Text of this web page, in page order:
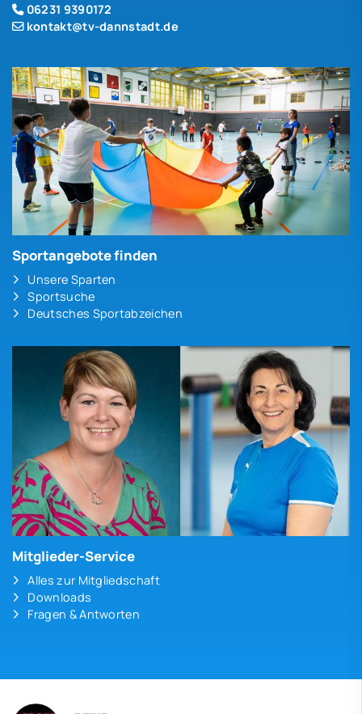
06231 9390172
kontakt@tv-dannstadt.de
Sportangebote finden
Unsere Sparten
Sportsuche
Deutsches Sportabzeichen
Mitglieder-Service
Alles zur Mitgliedschaft
Downloads
Fragen & Antworten